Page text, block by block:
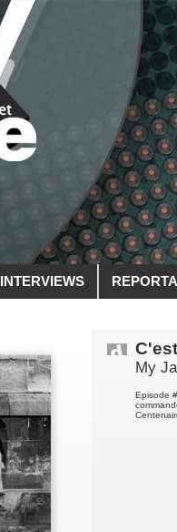
INTERVIEWS
My
Episode